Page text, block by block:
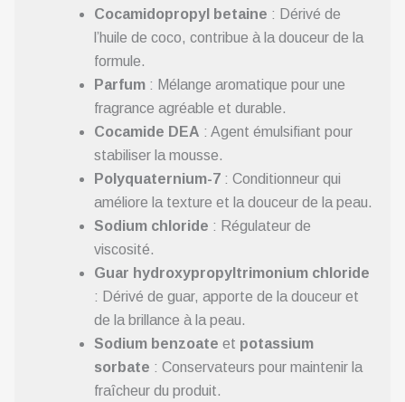
Cocamidopropyl betaine : Dérivé de
l’huile de coco, contribue à la douceur de la
formule.
Parfum : Mélange aromatique pour une
fragrance agréable et durable.
Cocamide DEA : Agent émulsifiant pour
stabiliser la mousse.
Polyquaternium-7 : Conditionneur qui
améliore la texture et la douceur de la peau.
Sodium chloride : Régulateur de
viscosité.
Guar hydroxypropyltrimonium chloride
: Dérivé de guar, apporte de la douceur et
de la brillance à la peau.
Sodium benzoate et potassium
sorbate : Conservateurs pour maintenir la
fraîcheur du produit.